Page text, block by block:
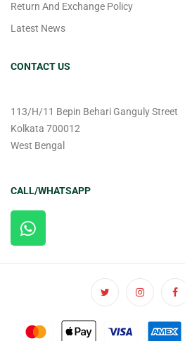
Return And Exchange Policy
Latest News
CONTACT US
113/H/11 Bepin Behari Ganguly Street
Kolkata 700012
West Bengal
CALL/WHATSAPP